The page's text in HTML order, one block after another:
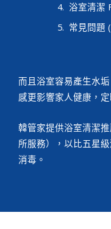
浴室清潔
常見問題
而且浴室容易產生水
感更影響家人健康，
韓管家提供浴室清潔
所服務），以比五星
消毒。